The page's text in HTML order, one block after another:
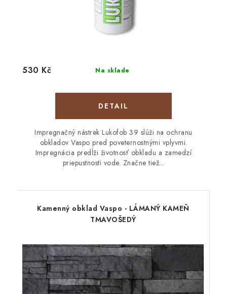
Na sklade
530 Kč
DETAIL
Impregnačný nástrek Lukofob 39 slúži na ochranu
obkladov Vaspo pred poveternostnými vplyvmi.
Impregnácia predĺži životnosť obkladu a zamedzí
priepustnosti vode. Značne tiež...
Kamenný obklad Vaspo - LÁMANÝ KAMEŇ
TMAVOŠEDÝ